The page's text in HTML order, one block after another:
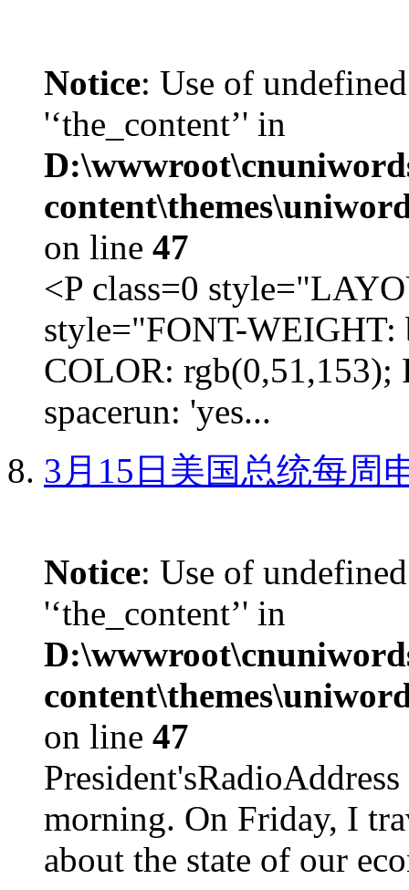
Notice: Use of
'‘the_content’' in
on line 47
<P class=0
style="FONT-
COLOR:
spacerun: 'yes...
3月15日美国总统每周
Notice: Use of
'‘the_content’' in
on line 47
morning. On Friday, I
about the state of our